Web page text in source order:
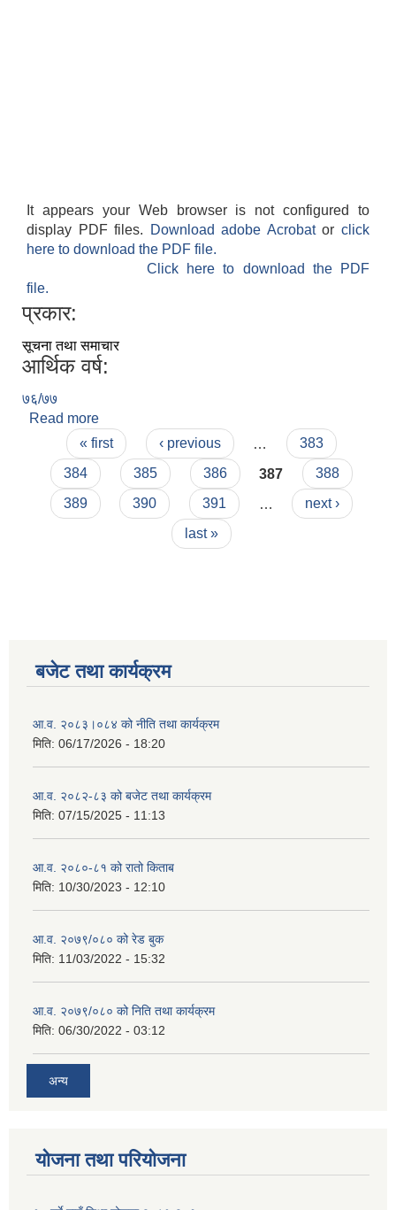
It appears your Web browser is not configured to
display PDF files.
Download adobe Acrobatorclick
here to download the PDF file.
Click here to download the PDF
file.
प्रकार:
सूचना तथा समाचार
आर्थिक वर्ष:
७६/७७
Read more
Pages« first ‹ previous
383
384
385 386 387
388
389
390 391
next ›
last »
बजेट तथा कार्यक्रम
आ.व. २०८३।०८४ को नीति तथा कार्यक्रम
मिति: 06/17/2026 - 18:20
आ.व. २०८२-८३ को बजेट तथा कार्यक्रम
मिति: 07/15/2025 - 11:13
आ.व. २०८०-८१ को रातो किताब
मिति: 10/30/2023 - 12:10
आ.व. २०७९/०८० को रेड बुक
मिति: 11/03/2022 - 15:32
आ.व. २०७९/०८० को निति तथा कार्यक्रम
मिति: 06/30/2022 - 03:12
अन्य
योजना तथा परियोजना